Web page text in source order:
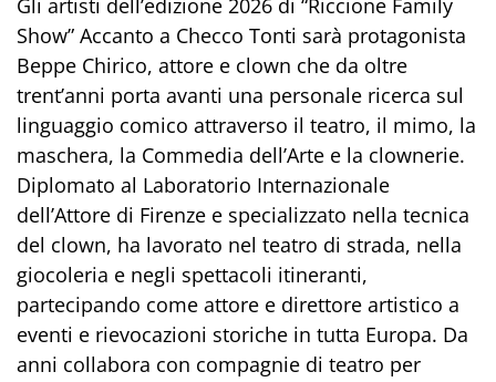
Gli artisti dell’edizione 2026 di “Riccione Family
Show” Accanto a Checco Tonti sarà protagonista
Beppe Chirico, attore e clown che da oltre
trent’anni porta avanti una personale ricerca sul
linguaggio comico attraverso il teatro, il mimo, la
maschera, la Commedia dell’Arte e la clownerie.
Diplomato al Laboratorio Internazionale
dell’Attore di Firenze e specializzato nella tecnica
del clown, ha lavorato nel teatro di strada, nella
giocoleria e negli spettacoli itineranti,
partecipando come attore e direttore artistico a
eventi e rievocazioni storiche in tutta Europa. Da
anni collabora con compagnie di teatro per